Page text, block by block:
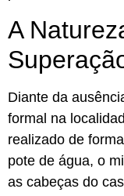
A
Diante da
formal na
realizado de
pote de água, o
as cabeças do